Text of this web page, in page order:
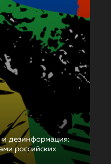
дезинформация:
российских